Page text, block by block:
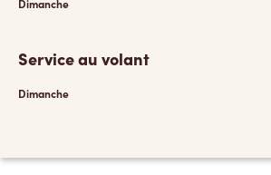
Dimanche
Service au volant
Dimanche